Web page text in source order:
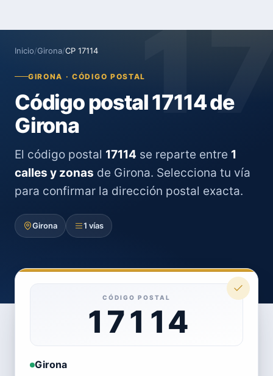
Inicio/Girona/CP 17114
GIRONA · CÓDIGO POSTAL
Código postal 17114 de
Girona
El código postal 17114 se reparte entre 1
calles y zonas de Girona. Selecciona tu vía
para confirmar la dirección postal exacta.
Girona 1 vías
CÓDIGO POSTAL
17114
Girona